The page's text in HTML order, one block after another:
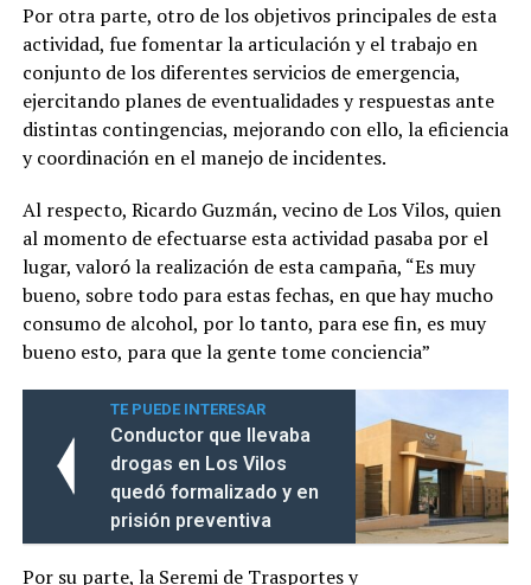
Por otra parte, otro de los objetivos principales de esta
actividad, fue fomentar la articulación y el trabajo en
conjunto de los diferentes servicios de emergencia,
ejercitando planes de eventualidades y respuestas ante
distintas contingencias, mejorando con ello, la eficiencia
y coordinación en el manejo de incidentes.
Al respecto, Ricardo Guzmán, vecino de Los Vilos, quien
al momento de efectuarse esta actividad pasaba por el
lugar, valoró la realización de esta campaña, “Es muy
bueno, sobre todo para estas fechas, en que hay mucho
consumo de alcohol, por lo tanto, para ese fin, es muy
bueno esto, para que la gente tome conciencia”
TE PUEDE INTERESAR
Conductor que llevaba
drogas en Los Vilos
quedó formalizado y en
prisión preventiva
Por su parte, la Seremi de Trasportes y